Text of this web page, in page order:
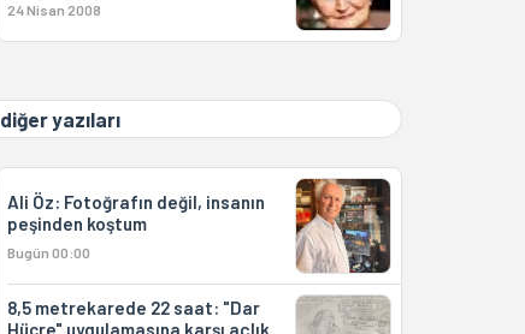
24 Nisan 2008
diğer yazıları
Ali Öz: Fotoğrafın değil, insanın
peşinden koştum
Bugün 00:00
8,5 metrekarede 22 saat: "Dar
Hücre" uygulamasına karşı açlık